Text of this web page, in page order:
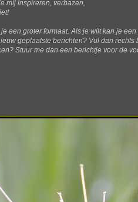
mij inspireren, verbazen,
een groter formaat. Als je wilt kan je
geplaatste berichten? Vul dan rechts
Stuur me dan een berichtje voor de